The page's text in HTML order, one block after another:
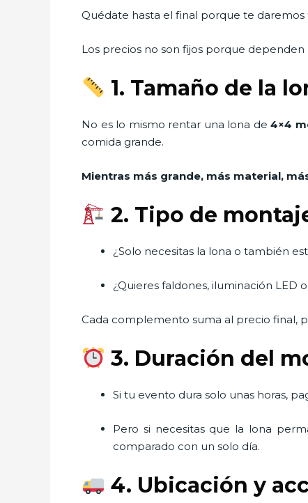
Quédate hasta el final porque te daremos
Los precios no son fijos porque
1. Tamaño de la
No es lo mismo rentar una lona de4×4
comida grande.
Mientras más grande, más material,
2. Tipo de
¿Solo necesitas la lona o también
¿Quieres faldones, iluminación LED
Cada complemento suma al precio final,
3. Duración del
Si tu evento dura solo unas horas,
Pero si necesitas que la lona
comparado con un solo día.
4. Ubicación y